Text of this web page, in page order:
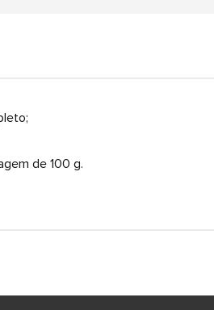
de 100 g.